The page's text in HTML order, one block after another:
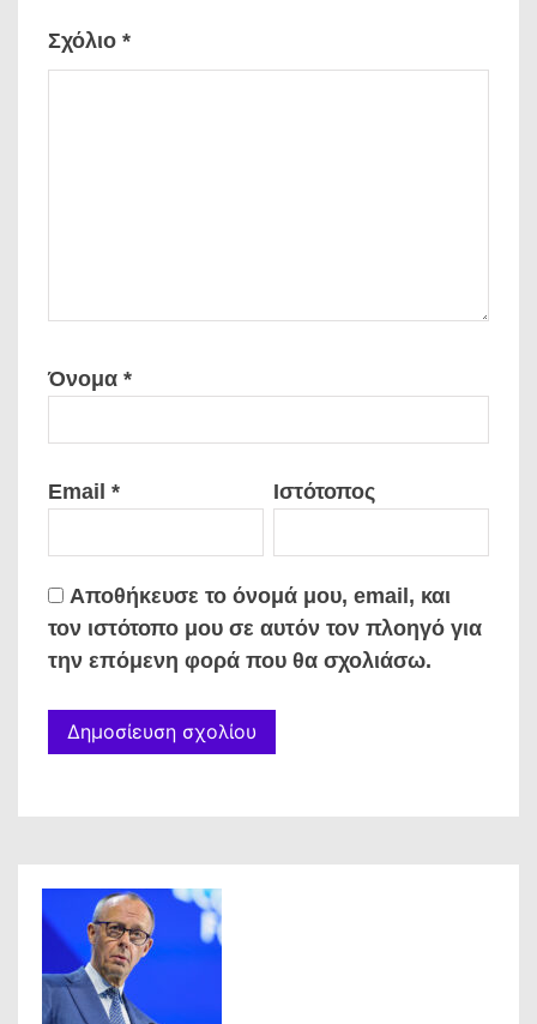
Σχόλιο *
Όνομα *
Email * Ιστότοπος
Αποθήκευσε το όνομά μου, email, και
τον ιστότοπο μου σε αυτόν τον πλοηγό για
την επόμενη φορά που θα σχολιάσω.